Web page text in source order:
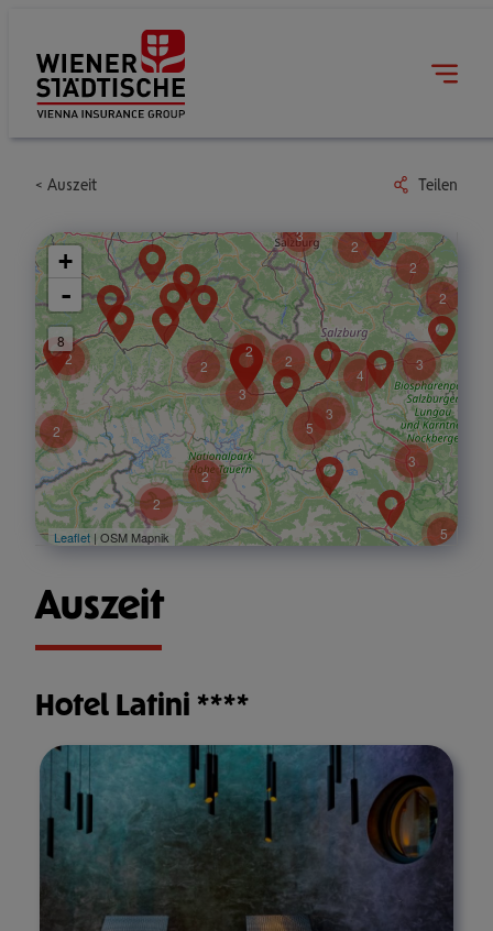
Auszeit Teilen
2
2
2
2
2
2
2
3
3
5
2
3
4
5
3
3
2
2
+
-
8
Leaflet| OSM Mapnik
Auszeit
Hotel Latini ****